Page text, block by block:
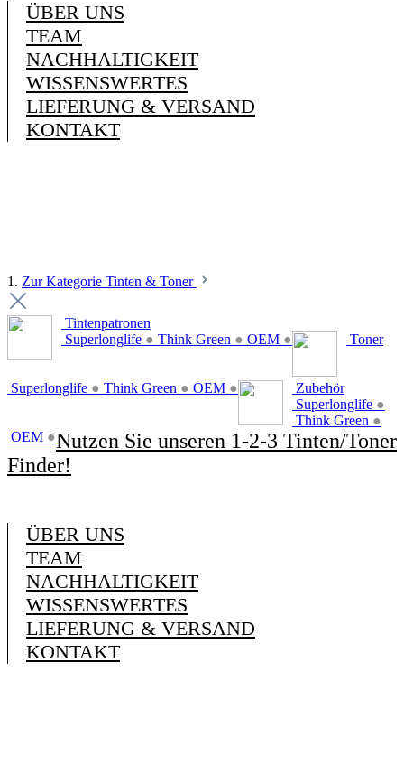
ÜBER UNS
TEAM
NACHHALTIGKEIT
WISSENSWERTES
LIEFERUNG & VERSAND
KONTAKT
1. Zur Kategorie Tinten & Toner
Tintenpatronen
Superlonglife ● Think Green ● OEM ● Toner
Superlonglife ● Think Green ● OEM ●
Zubehör
Superlonglife ●
Think Green ●
OEM ●Nutzen Sie unseren 1-2-3 Tinten/Toner
Finder!
ÜBER UNS
TEAM
NACHHALTIGKEIT
WISSENSWERTES
LIEFERUNG & VERSAND
KONTAKT